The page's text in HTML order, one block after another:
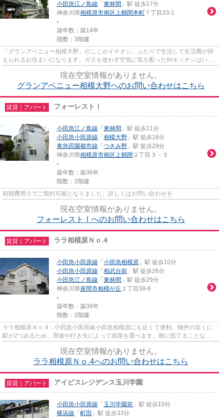
小田急江ノ島線 「 東林間 」駅 徒歩17分
神奈川県相模原市南区上鶴間本町 ７丁目33-1
-
築年数：築14年
階数：3階建
「グランアベニュー相模大野」のここがイチオシ。ふたりで生活して生活費が抑
えられるお住まいになります。ガスを使わず空気に気を配ったIHキッチンはいか
現在空室情報がありません。
グランアベニュー相模大野へのお問い合わせはこちら
賃貸｜アパート フォーレストⅠ
小田急江ノ島線 「 東林間 」駅 徒歩11分
小田急小田原線 「 相模大野 」駅 徒歩18分
東急田園都市線 「 つきみ野 」駅 徒歩29分
神奈川県相模原市南区上鶴間 ２丁目３－３
-
築年数：築36年
階数：2階建
初期費用０でご契約可能となりました。詳しくはお問い合わせを
現在空室情報がありません。
フォーレストⅠへのお問い合わせはこちら
賃貸｜アパート ララ相模原Ｎｏ.4
小田急小田原線 「 小田急相模原 」駅 徒歩10分
小田急小田原線 「 相武台前 」駅 徒歩26分
小田急江ノ島線 「 東林間 」駅 徒歩29分
神奈川県座間市相模が丘 ２丁目38-6
-
築年数：築39年
階数：2階建
ララ相模原Ｎｏ.4：小田急小田原線小田急相模原にも近くて便利。物件の近くに
駅が2つあるため、用途や行き先によって経路を選べます。朝に慌てることなく
現在空室情報がありません。
ララ相模原Ｎｏ.4へのお問い合わせはこちら
賃貸｜アパート アイビスレジデンス玉川学園
小田急小田原線 「 玉川学園前 」駅 徒歩10分
横浜線 「 町田 」駅 徒歩33分